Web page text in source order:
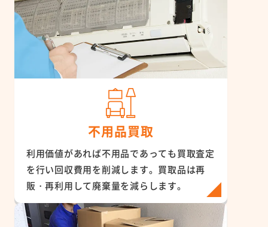
不用品買取
利用価値があれば不用品であっても買取査定
を行い回収費用を削減します。買取品は再
販・再利用して廃棄量を減らします。